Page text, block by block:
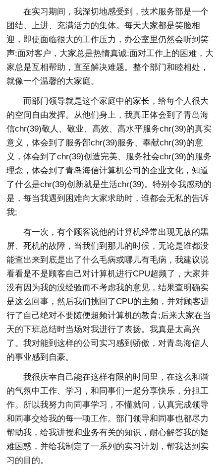
在实习期间，我深切地感受到，技术服务部是一个
团结、上进、充满活力的集体。每天大家都是笑脸相
迎，即使面临很大的工作压力，办公室里仍然会听到笑
声;面对客户，大家总是热情真诚;面对工作上的困难，大
家总是互相帮助，直至解决难题。整个部门和睦相处，
就像一个温馨的大家庭。
而部门领导就是这个家庭中的家长，给每个人很大
的空间自由发挥。从他们身上，我真正体会到了青岛海
信chr(39)敬人、敬业、高效、高水平服务chr(39)的真实
意义，体会到了服务部chr(39)服务、奉献chr(39)的意
义，体会到了chr(39)创造完美、服务社会chr(39)的服务
理念，体会到了青岛海信计算机公司的企业文化，知道
了什么是chr(39)创新就是生活chr(39)。特别令我感动的
是，每当我遇到困难向大家求助时，谁都会无私的告诉
我;
有一次，有个顾客说他的计算机经常出现无故的黑
屏、死机的故障，当我们到那儿的时候，无论是谁都没
能查出来到底是出了什么毛病或哪儿有毛病，我建议说
看看是不是顾客自己对计算机进行CPU超频了，大家并
没有因为我的没经验而不考虑我的意见，结果查明确实
是这么回事，然后我们挑回了CPU的主频，并对顾客进
行了自己绝对不要随便超频计算机的教育;后来大家在当
天的下班总结时当场对我进行了表扬。我真是太高兴
了。我对能到这样的公司实习感到骄傲，对青岛海信人
的事业感到自豪。
我很庆幸自己能在这样有限的时间里，在这么和谐
的气氛中工作、学习，和同事们一起分享快乐，分担工
作。所以我努力向同事学习，不懂就问，认真完成领导
和同事交给我的每一项工作。部门领导和同事也都尽力
帮助我，给我讲授和业务有关的知识，耐心解答我的疑
难困惑，并给我制定了一系列的实习计划，帮我达到实
习的目的。